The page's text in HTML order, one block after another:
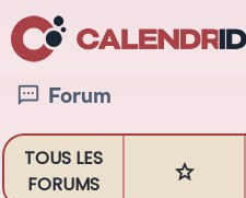
 Forum
TOUS LES
FORUMS
